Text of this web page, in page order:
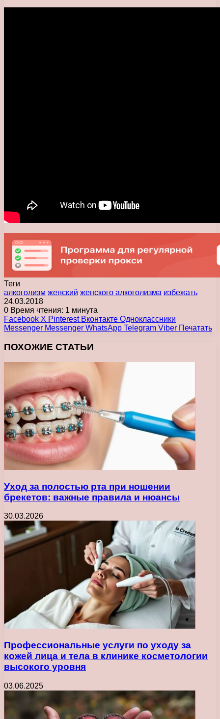
Теги
алкоголизм женский женского алкоголизма избежать
24.03.2018
0 Время чтения: 1 минута
Facebook X Pinterest Вконтакте Одноклассники
Messenger Messenger WhatsApp Telegram Viber Печатать
ПОХОЖИЕ СТАТЬИ
Уход за полостью рта при ношении
брекетов: важные правила и нюансы
30.03.2026
Профессиональные услуги по уходу за
кожей лица и тела в клинике косметологии
высокого уровня
03.06.2025